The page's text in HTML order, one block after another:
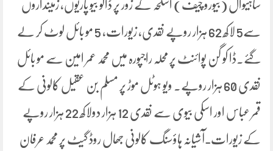
ساہیوال (بیورو چیف) اسلحہ کے زور پر ڈاکو بیو پاریوں، زمینداروں
سے5 لاکھ 62 ہزار روپے نقدی، زیورات، 5 مو بائل لوٹ کر لے
گئے۔ڈا کو گن پوائنٹ پر محلہ راجپورہ میں محمد عمر امین سے مو بائل
نقدی 60 ہزار روپے۔ ویو ہوٹل موڑ پر مسلم بن عقیل کالونی کے
قمر عباس اور اسکی بیوی سے نقدی 12 ہزار دولاکھ 22 ہزار روپے
کے زیورات ـ آشیانہ ہاؤسنگ کالونی جھال روڈ گیٹ پر محمد عرفان